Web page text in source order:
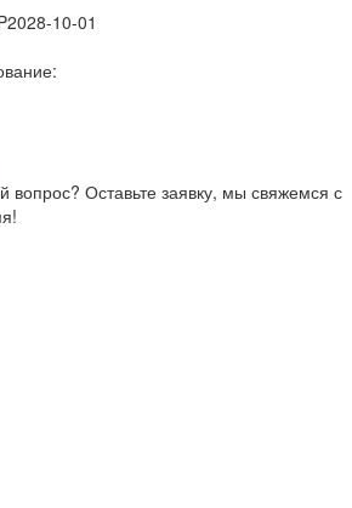
10-01
вопрос? Оставьте заявку, мы свяжемся с